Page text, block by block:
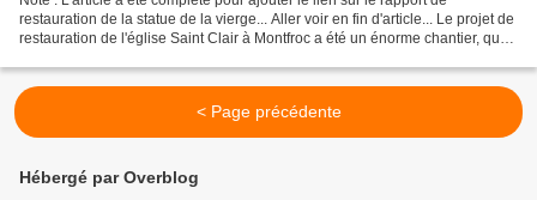
restauration de la statue de la vierge... Aller voir en fin d'article... Le projet de
restauration de l'église Saint Clair à Montfroc a été un énorme chantier, que
< Page précédente
Hébergé par Overblog